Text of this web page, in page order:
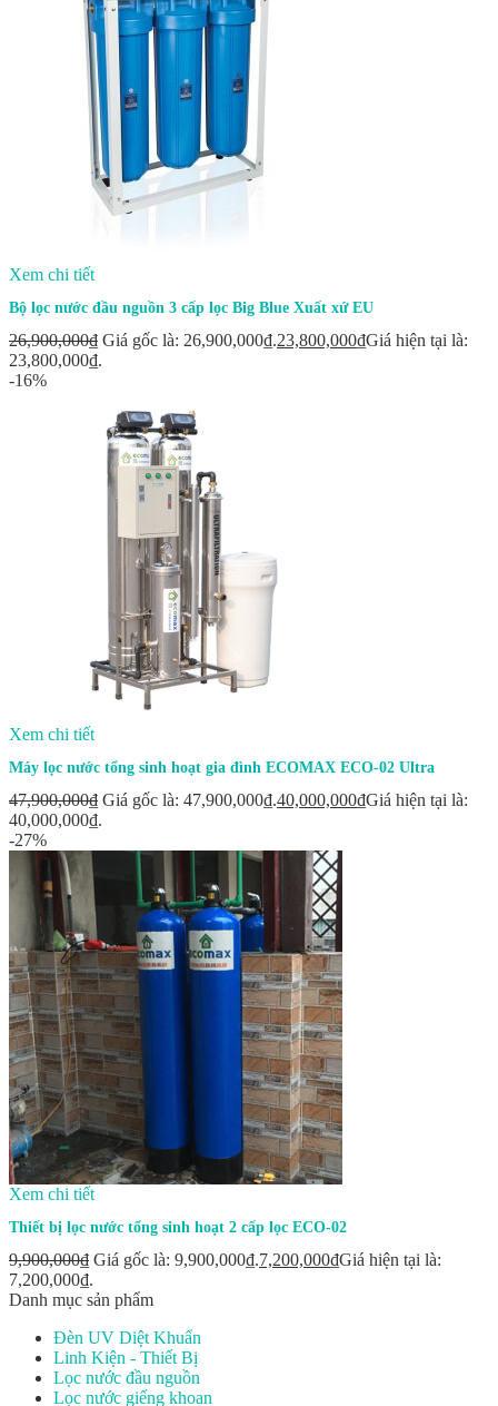
Xem chi tiết
Bộ lọc nước đầu nguồn 3 cấp lọc Big Blue Xuất xứ EU
26,900,000₫ Giá gốc là: 26,900,000₫.23,800,000₫Giá hiện tại là:
23,800,000₫.
-16%
Xem chi tiết
Máy lọc nước tổng sinh hoạt gia đình ECOMAX ECO-02 Ultra
47,900,000₫ Giá gốc là: 47,900,000₫.40,000,000₫Giá hiện tại là:
40,000,000₫.
-27%
Xem chi tiết
Thiết bị lọc nước tổng sinh hoạt 2 cấp lọc ECO-02
9,900,000₫ Giá gốc là: 9,900,000₫.7,200,000₫Giá hiện tại là:
7,200,000₫.
Danh mục sản phẩm
Đèn UV Diệt Khuẩn
Linh Kiện - Thiết Bị
Lọc nước đầu nguồn
Lọc nước giếng khoan